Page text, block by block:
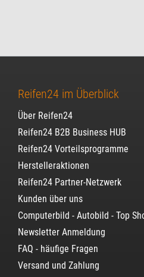
Reifen24 im Überblick
Über Reifen24
Reifen24 B2B Business HUB
Reifen24 Vorteilsprogramme
Herstelleraktionen
Reifen24 Partner-Netzwerk
Kunden über uns
Computerbild - Autobild - Top
Newsletter Anmeldung
FAQ - häufige Fragen
Versand und Zahlung